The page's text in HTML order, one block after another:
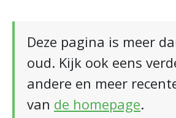
Deze pagina is meer
oud. Kijk ook eens
andere en meer
van de homepage.